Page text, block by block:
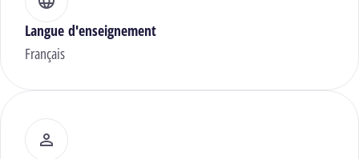
Langue d'enseignement
Français